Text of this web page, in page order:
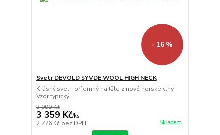
- 16 %
Svetr DEVOLD SYVDE WOOL HIGH NECK
Krásný svetr, příjemný na těle z nové norské vlny.
Vzor typický...
3 999 Kč
3 359 Kč/ks
2 776 Kč bez DPH Skladem